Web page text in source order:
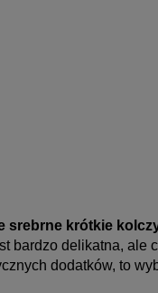
srebrne krótkie
bardzo delikatna, ale
dodatków, to